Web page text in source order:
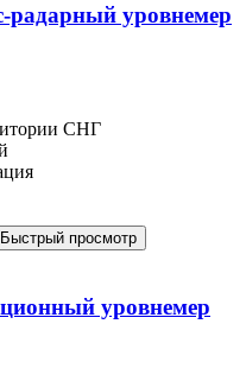
радарный уровнемер
СНГ
Быстрый просмотр
уровнемер